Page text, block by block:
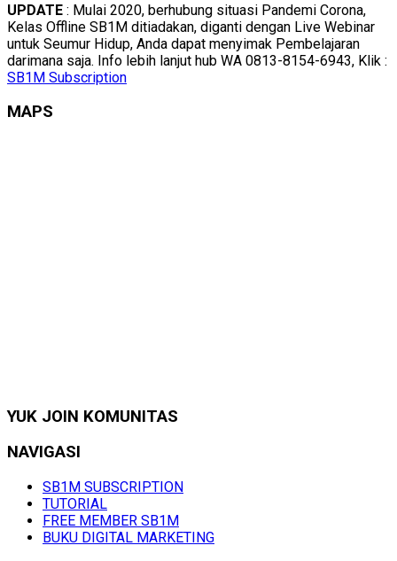
UPDATE : Mulai 2020, berhubung situasi Pandemi Corona,
Kelas Offline SB1M ditiadakan, diganti dengan Live Webinar
untuk Seumur Hidup, Anda dapat menyimak Pembelajaran
darimana saja. Info lebih lanjut hub WA 0813-8154-6943, Klik :
SB1M Subscription
MAPS
YUK JOIN KOMUNITAS
NAVIGASI
SB1M SUBSCRIPTION
TUTORIAL
FREE MEMBER SB1M
BUKU DIGITAL MARKETING